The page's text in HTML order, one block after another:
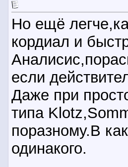
Но ещё
кордиал и
если
Даже при
типа
поразному.В
одинакого.